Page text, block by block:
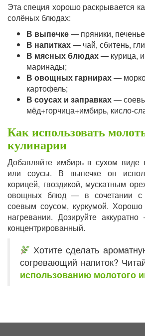
Эта специя хорошо раскрывается
солёных блюдах:
В выпечке— пряники,
В напитках— чай, сбитень,
В мясных блюдах— курица,
маринады;
В овощных гарнирах—
картофель;
В соусах и заправках—
мёд+горчица+имбирь, кисло-
Как использовать
кулинарии
Добавляйте имбирь в сухом виде
или соусы. В выпечке он
корицей, гвоздикой, мускатным
овощных блюд — в сочетании с
соевым соусом, куркумой. Хорошо
нагревании. Дозируйте
концентрированный.
Хотите сделать
согревающий напиток?
использованию молотого